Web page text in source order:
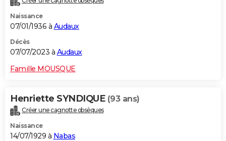
Destinations
City break
Voyage nature
Voyage de noces
Forum
Climat
+PHOTO
GUIDES D'ACHAT
Carte de Noël
Carte Bonne année
Carte Saint-Valentin
Carte Pâques
Carte d'anniversaire
DICTIONNAIRE
Dictionnaire
Biographies
Citations
Expressions
Proverbes
PROGRAMME TV
Naissance
07/01/1936 à Audaux
Décès
07/07/2023 à Audaux
Famille MOUSQUE
Henriette SYNDIQUE (93 ans)
Créer une cagnotte obsèques
Naissance
14/07/1929 à Nabas